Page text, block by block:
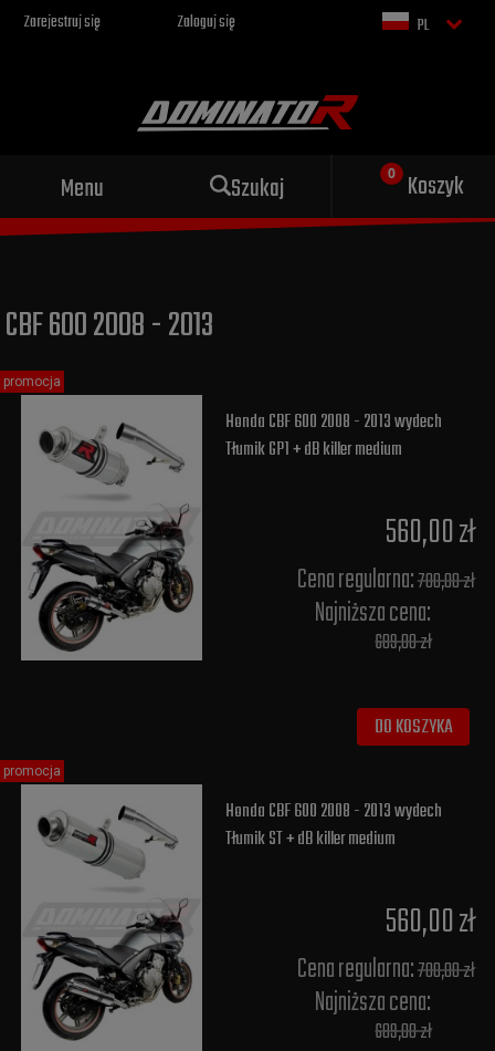
Zarejestruj się Zaloguj się PL
Menu Szukaj Koszyk
Sportowy wydech dla Twojego
CBF 600 2008 - 2013
Honda CBF 600 2008 - 2013 wydech
Tłumik GP1 + dB killer medium
560,00 zł
Cena regularna:700,00 zł
Najniższa cena:
689,00 zł
DO KOSZYKA
promocja
Honda CBF 600 2008 - 2013 wydech
Tłumik ST + dB killer medium
560,00 zł
Cena regularna:700,00 zł
Najniższa cena:
689,00 zł
promocja